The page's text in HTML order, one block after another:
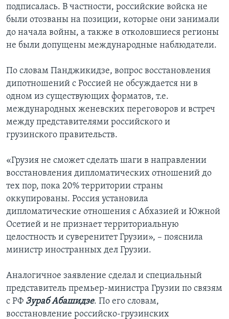
подписалась. В частности, российские войска не
были отозваны на позиции, которые они занимали
до начала войны, а также в отколовшиеся регионы
не были допущены международные наблюдатели.
По словам Панджикидзе, вопрос восстановления
дипотношений с Россией не обсуждается ни в
одном из существующих форматов, т.е.
международных женевских переговоров и встреч
между представителями российского и
грузинского правительств.
«Грузия не сможет сделать шаги в направлении
восстановления дипломатических отношений до
тех пор, пока 20% территории страны
оккупированы. Россия установила
дипломатические отношения с Абхазией и Южной
Осетией и не признает территориальную
целостность и суверенитет Грузии», – пояснила
министр иностранных дел Грузии.
Аналогичное заявление сделал и специальный
представитель премьер-министра Грузии по связям
с РФ Зураб Абашидзе. По его словам,
восстановление российско-грузинских